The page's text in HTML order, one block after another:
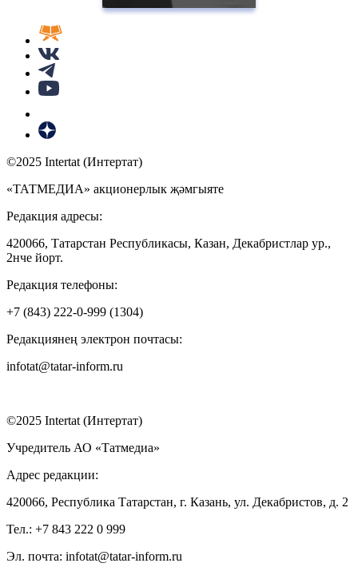
©2025 Intertat (Интертат)
«ТАТМЕДИА» акционерлык җәмгыяте
Редакция адресы:
420066, Татарстан Республикасы, Казан, Декабристлар ур.,
2нче йорт.
Редакция телефоны:
+7 (843) 222-0-999 (1304)
Редакциянең электрон почтасы:
infotat@tatar-inform.ru
©2025 Intertat (Интертат)
Учредитель АО «Татмедиа»
Адрес редакции:
420066, Республика Татарстан, г. Казань, ул. Декабристов, д. 2
Тел.: +7 843 222 0 999
Эл. почта: infotat@tatar-inform.ru